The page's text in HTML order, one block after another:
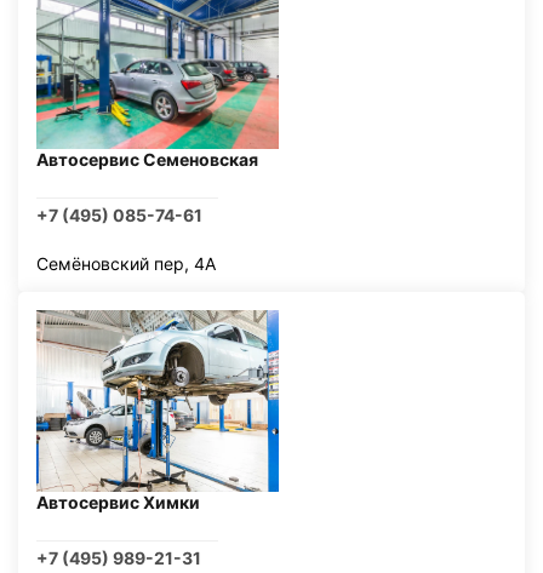
Автосервис Семеновская
+7 (495) 085-74-61
Семёновский пер, 4А
Автосервис Химки
+7 (495) 989-21-31